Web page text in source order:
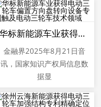
华标新能源车业获得电动三轮车偏置方向盘转向设备专利触及电动三轮车技术领域
金融界2025年8月21日音
讯，国家知识产权局信息数
据显